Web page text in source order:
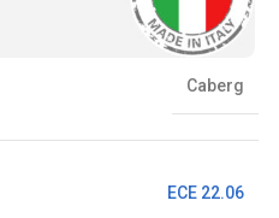
Caberg
ECE 22.06